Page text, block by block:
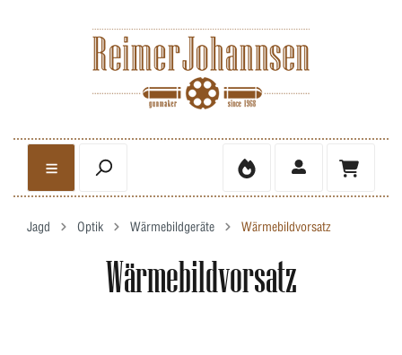
Jagd Optik Wärmebildgeräte Wärmebildvorsatz
Wärmebildvorsatz